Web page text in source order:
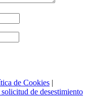
de Cookies |
de desestimiento